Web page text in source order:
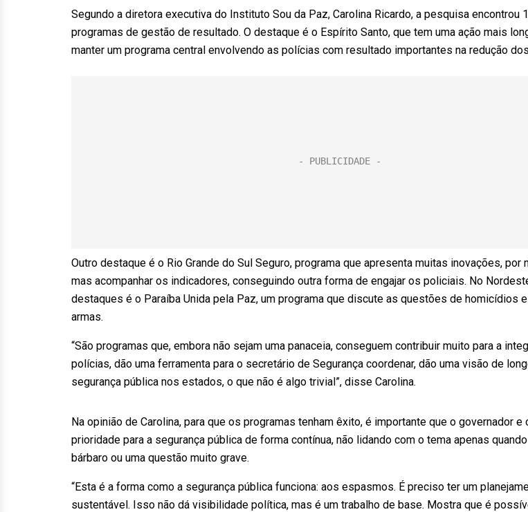
Segundo a diretora executiva do Instituto Sou da Paz, Carolina Ricardo, a pesquisa encontrou
programas de gestão de resultado. O destaque é o Espírito Santo, que tem uma ação mais
manter um programa central envolvendo as polícias com resultado importantes na redução
Outro destaque é o Rio Grande do Sul Seguro, programa que apresenta muitas inovações, por
mas acompanhar os indicadores, conseguindo outra forma de engajar os policiais. No
destaques é o Paraíba Unida pela Paz, um programa que discute as questões de homicídios
armas.
“São programas que, embora não sejam uma panaceia, conseguem contribuir muito para a
polícias, dão uma ferramenta para o secretário de Segurança coordenar, dão uma visão de
segurança pública nos estados, o que não é algo trivial”, disse Carolina.
Na opinião de Carolina, para que os programas tenham êxito, é importante que o governador
prioridade para a segurança pública de forma contínua, não lidando com o tema apenas
bárbaro ou uma questão muito grave.
“Esta é a forma como a segurança pública funciona: aos espasmos. É preciso ter um
sustentável. Isso não dá visibilidade política, mas é um trabalho de base. Mostra que é